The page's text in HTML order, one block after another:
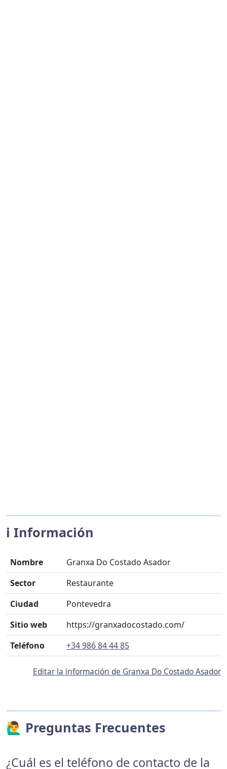
ℹ️ Información
Nombre
Granxa Do Costado Asador
Sector
Restaurante
Ciudad
Pontevedra
Sitio web
https://granxadocostado.com/
Teléfono
+34 986 84 44 85
Editar la información de Granxa Do Costado Asador
🙋‍♂️ Preguntas Frecuentes
¿Cuál es el teléfono de contacto de la